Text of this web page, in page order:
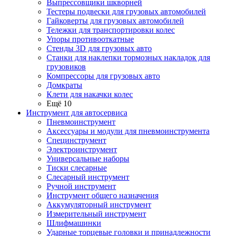
Выпрессовщики шкворней
Тестеры подвески для грузовых автомобилей
Гайковерты для грузовых автомобилей
Тележки для транспортировки колес
Упоры противооткатные
Стенды 3D для грузовых авто
Станки для наклепки тормозных накладок для
грузовиков
Компрессоры для грузовых авто
Домкраты
Клети для накачки колес
Ещё 10
Инструмент для автосервиса
Пневмоинструмент
Аксессуары и модули для пневмоинструмента
Специнструмент
Электроинструмент
Универсальные наборы
Тиски слесарные
Слесарный инструмент
Ручной инструмент
Инструмент общего назначения
Аккумуляторный инструмент
Измерительный инструмент
Шлифмашинки
Ударные торцевые головки и принадлежности